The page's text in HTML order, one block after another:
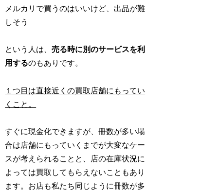
メルカリで買うのはいいけど、 出品が難
しそう
という人は、売る時に別のサービスを利
用するのもありです。
１つ目は直接近くの買取店舗にもってい
くこと。
すぐに現金化できますが、冊数が多い場
合は店舗にもっていくまでが大変なケー
スが考えられることと、店の在庫状況に
よっては買取してもらえないこともあり
ます。お店も私たち同じように冊数が多